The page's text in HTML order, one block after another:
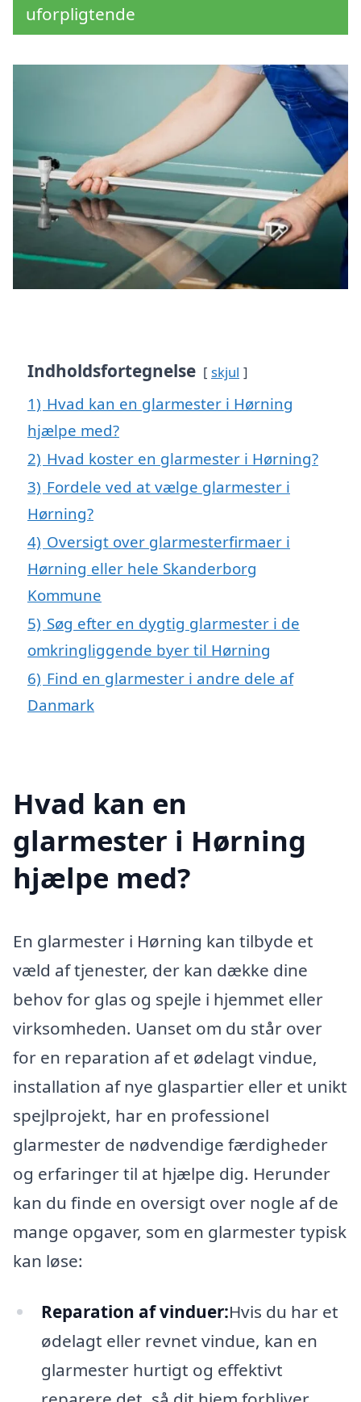
uforpligtende
Indholdsfortegnelse skjul
1) Hvad kan en glarmester i Hørning
hjælpe med?
2) Hvad koster en glarmester i Hørning?
3) Fordele ved at vælge glarmester i
Hørning?
4) Oversigt over glarmesterfirmaer i
Hørning eller hele Skanderborg
Kommune
5) Søg efter en dygtig glarmester i de
omkringliggende byer til Hørning
6) Find en glarmester i andre dele af
Danmark
Hvad kan en
glarmester i Hørning
hjælpe med?
En glarmester i Hørning kan tilbyde et
væld af tjenester, der kan dække dine
behov for glas og spejle i hjemmet eller
virksomheden. Uanset om du står over
for en reparation af et ødelagt vindue,
installation af nye glaspartier eller et unikt
spejlprojekt, har en professionel
glarmester de nødvendige færdigheder
og erfaringer til at hjælpe dig. Herunder
kan du finde en oversigt over nogle af de
mange opgaver, som en glarmester typisk
kan løse:
Reparation af vinduer:Hvis du har et
ødelagt eller revnet vindue, kan en
glarmester hurtigt og effektivt